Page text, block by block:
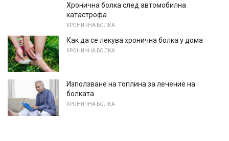
Хронична болка след автомобилна
катастрофа
ХРОНИЧНА БОЛКА
Как да се лекува хронична болка у дома
ХРОНИЧНА БОЛКА
Използване на топлина за лечение на
болката
ХРОНИЧНА БОЛКА